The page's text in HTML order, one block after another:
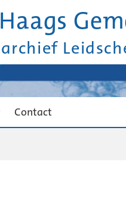
Haags
archief
Contact